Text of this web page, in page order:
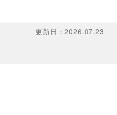
更新日 ：2026.07.23